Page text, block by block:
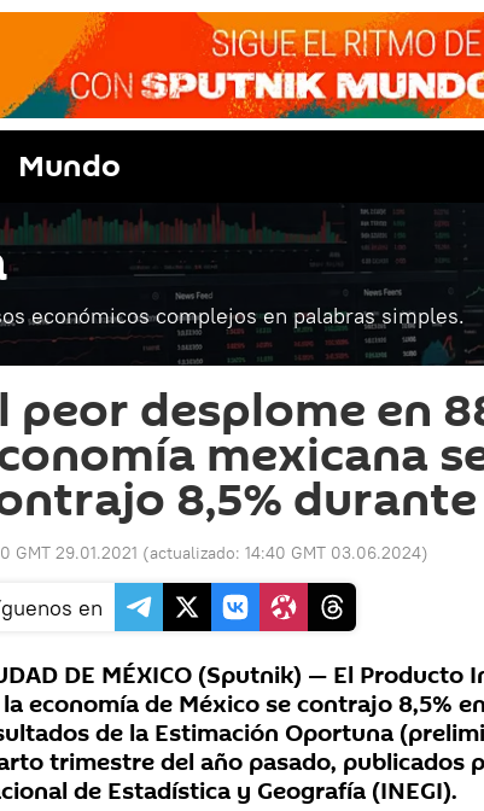
Mundo
económicos complejos en palabras simples.
peor desplome en
mexicana
8,5%
GMT 29.01.2021 (actualizado: 14:40 GMT 03.06.2024)
en
DE MÉXICO (Sputnik) — El Producto
economía de México se contrajo 8,5%
de la Estimación Oportuna
trimestre del año pasado, publicados
de Estadística y Geografía (INEGI).